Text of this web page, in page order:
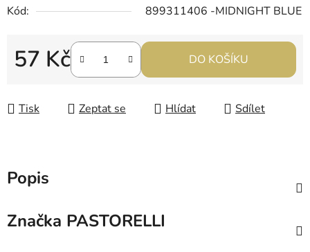
Kód:
899311406 -MIDNIGHT BLUE
57 Kč DO KOŠÍKU
Tisk Zeptat se Hlídat Sdílet
Popis
Značka PASTORELLI